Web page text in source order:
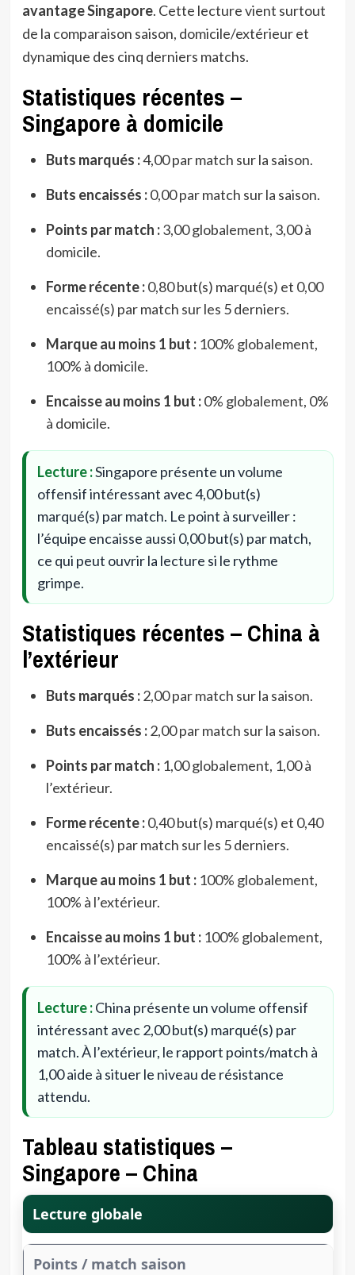
avantage Singapore. Cette lecture vient surtout
de la comparaison saison, domicile/extérieur et
dynamique des cinq derniers matchs.
Statistiques récentes –
Singapore à domicile
Buts marqués :4,00 par match sur la saison.
Buts encaissés :0,00 par match sur la saison.
Points par match :3,00 globalement, 3,00 à
domicile.
Forme récente :0,80 but(s) marqué(s) et 0,00
encaissé(s) par match sur les 5 derniers.
Marque au moins 1 but :100% globalement,
100% à domicile.
Encaisse au moins 1 but :0% globalement, 0%
à domicile.
Lecture :Singapore présente un volume
offensif intéressant avec 4,00 but(s)
marqué(s) par match. Le point à surveiller :
l’équipe encaisse aussi 0,00 but(s) par match,
ce qui peut ouvrir la lecture si le rythme
grimpe.
Statistiques récentes – China à
l’extérieur
Buts marqués :2,00 par match sur la saison.
Buts encaissés :2,00 par match sur la saison.
Points par match :1,00 globalement, 1,00 à
l’extérieur.
Forme récente :0,40 but(s) marqué(s) et 0,40
encaissé(s) par match sur les 5 derniers.
Marque au moins 1 but :100% globalement,
100% à l’extérieur.
Encaisse au moins 1 but :100% globalement,
100% à l’extérieur.
Lecture :China présente un volume offensif
intéressant avec 2,00 but(s) marqué(s) par
match. À l’extérieur, le rapport points/match à
1,00 aide à situer le niveau de résistance
attendu.
Tableau statistiques –
Singapore – China
Lecture globale
Points / match saison